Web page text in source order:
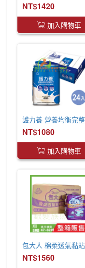
NT$1420
加入購物車
NT$1080
加入購物車
NT$1560